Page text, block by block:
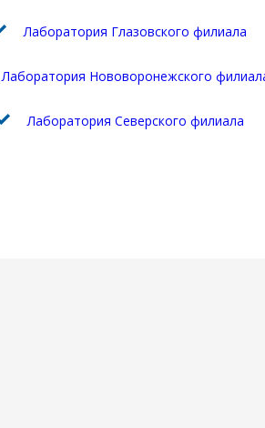
Лаборатория Глазовского филиала
Лаборатория Нововоронежского
Лаборатория Северского филиала